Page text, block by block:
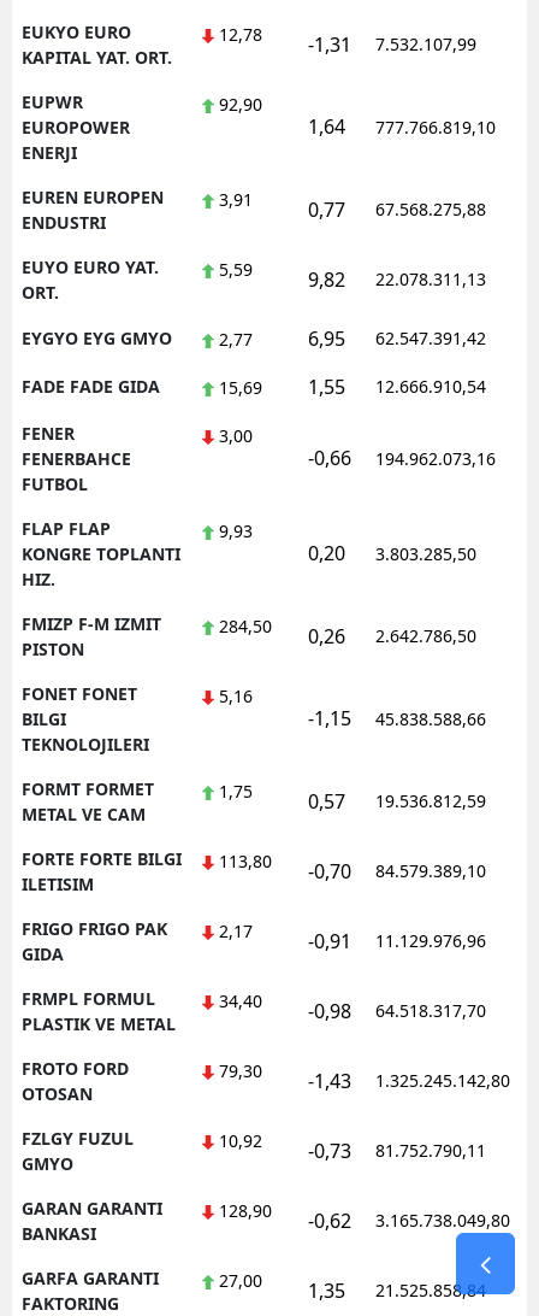
EUKYO EURO
KAPITAL YAT. ORT.
12,78 -1,31 7.532.107,99
EUPWR
EUROPOWER
ENERJI
92,90
1,64 777.766.819,10
EUREN EUROPEN
ENDUSTRI
3,91 0,77 67.568.275,88
EUYO EURO YAT.
ORT.
5,59 9,82 22.078.311,13
EYGYO EYG GMYO 2,77 6,95 62.547.391,42
FADE FADE GIDA 15,69 1,55 12.666.910,54
FENER
FENERBAHCE
FUTBOL
3,00
-0,66 194.962.073,16
FLAP FLAP
KONGRE TOPLANTI
HIZ.
9,93
0,20 3.803.285,50
FMIZP F-M IZMIT
PISTON
284,50 0,26 2.642.786,50
FONET FONET
BILGI
TEKNOLOJILERI
5,16
-1,15 45.838.588,66
FORMT FORMET
METAL VE CAM
1,75 0,57 19.536.812,59
FORTE FORTE BILGI
ILETISIM
113,80 -0,70 84.579.389,10
FRIGO FRIGO PAK
GIDA
2,17 -0,91 11.129.976,96
FRMPL FORMUL
PLASTIK VE METAL
34,40 -0,98 64.518.317,70
FROTO FORD
OTOSAN
79,30 -1,43 1.325.245.142,80
FZLGY FUZUL
GMYO
10,92 -0,73 81.752.790,11
GARAN GARANTI
BANKASI
128,90 -0,62 3.165.738.049,80
GARFA GARANTI
FAKTORING
27,00 1,35 21.525.858,84